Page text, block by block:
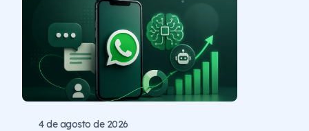
4 de agosto de 2026